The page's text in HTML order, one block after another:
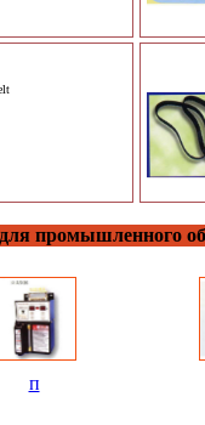
промышленного
п